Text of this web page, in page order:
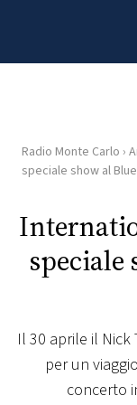
HOME
RADIO
WEB
RADIO
PLAYLIST
NEWS
Radio Monte Carlo ›
speciale show al
speciale
Il 30 aprile il
per un
concerto